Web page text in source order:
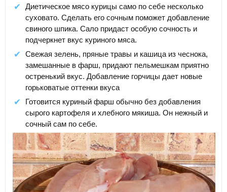
Диетическое мясо курицы само по себе несколько
суховато. Сделать его сочным поможет добавление
свиного шпика. Сало придаст особую сочность и
подчеркнет вкус куриного мяса.
Свежая зелень, пряные травы и кашица из чеснока,
замешанные в фарш, придают пельмешкам приятно
остренький вкус. Добавление горчицы дает новые
горьковатые оттенки вкуса
Готовится куриный фарш обычно без добавления
сырого картофеля и хлебного мякиша. Он нежный и
сочный сам по себе.